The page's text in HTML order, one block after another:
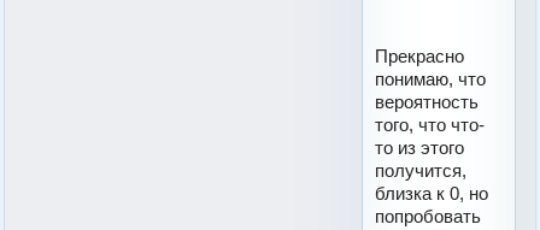
Прекрасно
понимаю, что
вероятность
того, что что-
то из этого
получится,
близка к 0, но
попробовать